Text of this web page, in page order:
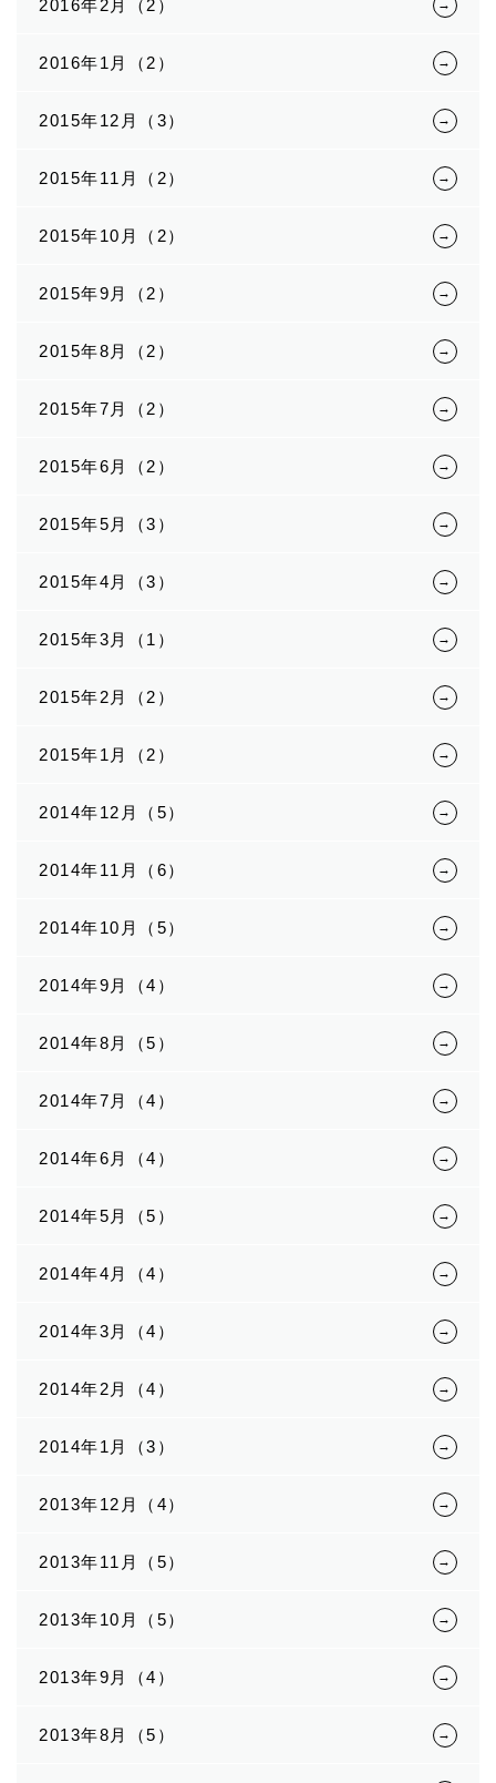
2016年2月（2）
2016年1月（2）
2015年12月（3）
2015年11月（2）
2015年10月（2）
2015年9月（2）
2015年8月（2）
2015年7月（2）
2015年6月（2）
2015年5月（3）
2015年4月（3）
2015年3月（1）
2015年2月（2）
2015年1月（2）
2014年12月（5）
2014年11月（6）
2014年10月（5）
2014年9月（4）
2014年8月（5）
2014年7月（4）
2014年6月（4）
2014年5月（5）
2014年4月（4）
2014年3月（4）
2014年2月（4）
2014年1月（3）
2013年12月（4）
2013年11月（5）
2013年10月（5）
2013年9月（4）
2013年8月（5）